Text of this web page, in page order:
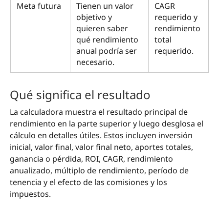
Meta futura
Tienen un valor
objetivo y
quieren saber
qué rendimiento
anual podría ser
necesario.
CAGR
requerido y
rendimiento
total
requerido.
Qué significa el resultado
La calculadora muestra el resultado principal de
rendimiento en la parte superior y luego desglosa el
cálculo en detalles útiles. Estos incluyen inversión
inicial, valor final, valor final neto, aportes totales,
ganancia o pérdida, ROI, CAGR, rendimiento
anualizado, múltiplo de rendimiento, período de
tenencia y el efecto de las comisiones y los
impuestos.